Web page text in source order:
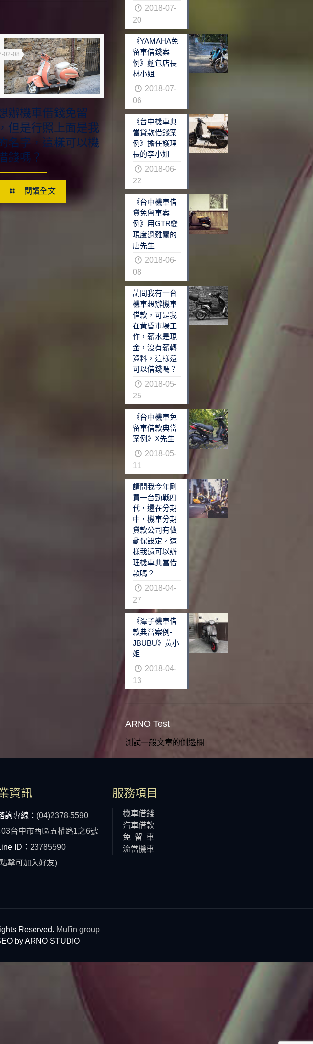
02-08
辦機車借錢免留
但是行照上面是我
名字，這樣可以機
錢嗎？
閱讀全文
2018-07-
20
《YAMAHA免
留車借錢案
例》麵包店長
林小姐
2018-07-
06
《台中機車典
當貸款借錢案
例》擔任護理
長的李小姐
2018-06-
22
《台中機車借
貸免留車案
例》用GTR變
現度過難關的
唐先生
2018-06-
08
請問我有一台
機車想辦機車
借款，可是我
在黃昏市場工
作，薪水是現
金，沒有薪轉
資料，這樣還
可以借錢嗎？
2018-05-
25
《台中機車免
留車借款典當
案例》X先生
2018-05-
11
請問我今年剛
買一台勁戰四
代，還在分期
中，機車分期
貸款公司有做
動保設定，這
樣我還可以辦
理機車典當借
款嗎？
2018-04-
27
《潭子機車借
款典當案例-
JBUBU》黃小
姐
2018-04-
13
ARNO Test
測試一般文章的側邊欄
資訊
詢專線： (04)2378-5590
台中市西區五權路1之6號
ID： 23785590
擊可加入好友)
服務項目
機車借錢
汽車借款
免 留 車
流當機車
Reserved. Muffin group
by ARNO STUDIO